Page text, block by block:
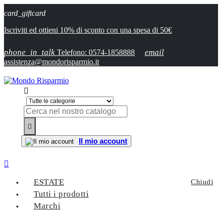
card_giftcard
Iscriviti ed ottieni 10% di sconto con una spesa di 50€
phone_in_talk Telefono: 0574-1858888 email
assistenza@mondorisparmio.it


Il mio account

Chiudi
ESTATE
Tutti i prodotti
Marchi